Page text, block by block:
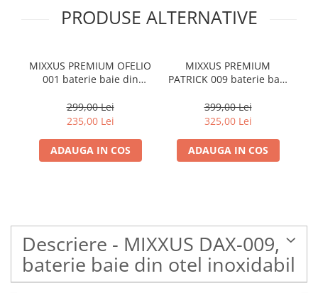
PRODUSE ALTERNATIVE
MIXXUS PREMIUM OFELIO
001 baterie baie din
299,00 Lei
235,00 Lei
ADAUGA IN COS
MIXXUS PREMIUM
PATRICK 009 baterie baie
399,00 Lei
325,00 Lei
ADAUGA IN COS
Descriere - MIXXUS DAX-009,
baterie baie din otel inoxidabil